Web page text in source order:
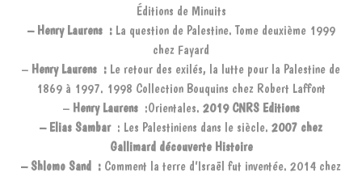
Éditions de Minuits
– Henry Laurens :La question de Palestine. Tome deuxième 1999
chez Fayard
– Henry Laurens : Le retour des exilés, la lutte pour la Palestine de
1869 à 1997. 1998 Collection Bouquins chez Robert Laffont
– Henry Laurens :Orientales. 2019 CNRS Editions
– Elias Sambar : Les Palestiniens dans le siècle. 2007 chez
Gallimard découverte Histoire
– Shlomo Sand : Comment la terre d’Israël fut inventée. 2014 chez